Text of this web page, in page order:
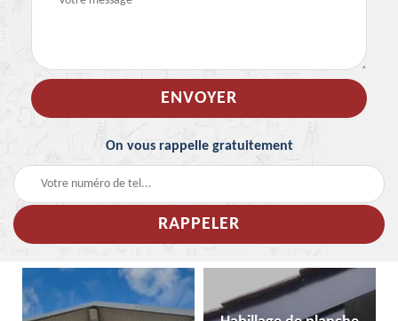
On vous rappelle gratuitement